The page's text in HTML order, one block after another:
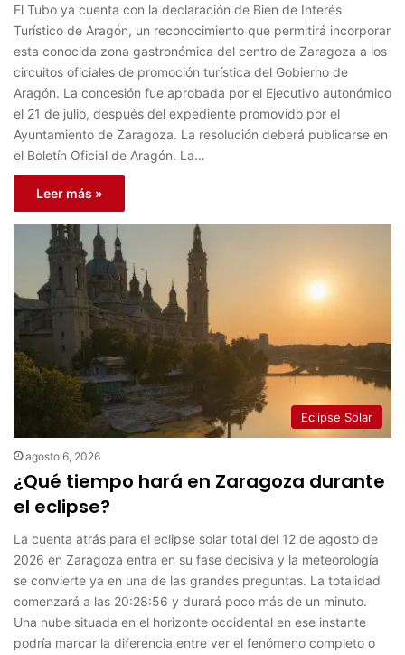
El Tubo ya cuenta con la declaración de Bien de Interés
Turístico de Aragón, un reconocimiento que permitirá incorporar
esta conocida zona gastronómica del centro de Zaragoza a los
circuitos oficiales de promoción turística del Gobierno de
Aragón. La concesión fue aprobada por el Ejecutivo autonómico
el 21 de julio, después del expediente promovido por el
Ayuntamiento de Zaragoza. La resolución deberá publicarse en
el Boletín Oficial de Aragón. La…
Leer más »
Eclipse Solar
agosto 6, 2026
¿Qué tiempo hará en Zaragoza durante
el eclipse?
La cuenta atrás para el eclipse solar total del 12 de agosto de
2026 en Zaragoza entra en su fase decisiva y la meteorología
se convierte ya en una de las grandes preguntas. La totalidad
comenzará a las 20:28:56 y durará poco más de un minuto.
Una nube situada en el horizonte occidental en ese instante
podría marcar la diferencia entre ver el fenómeno completo o